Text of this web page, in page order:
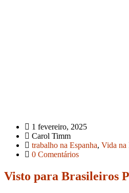
1 fevereiro, 2025
Carol Timm
trabalho na Espanha, Vida na
0 Comentários
Visto para Brasileiros